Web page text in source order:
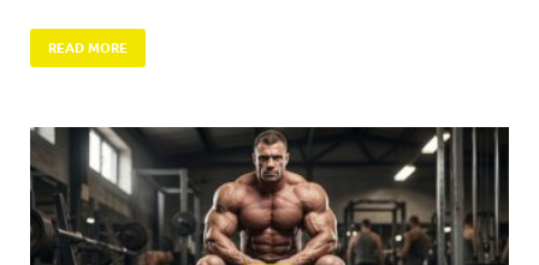
READ MORE